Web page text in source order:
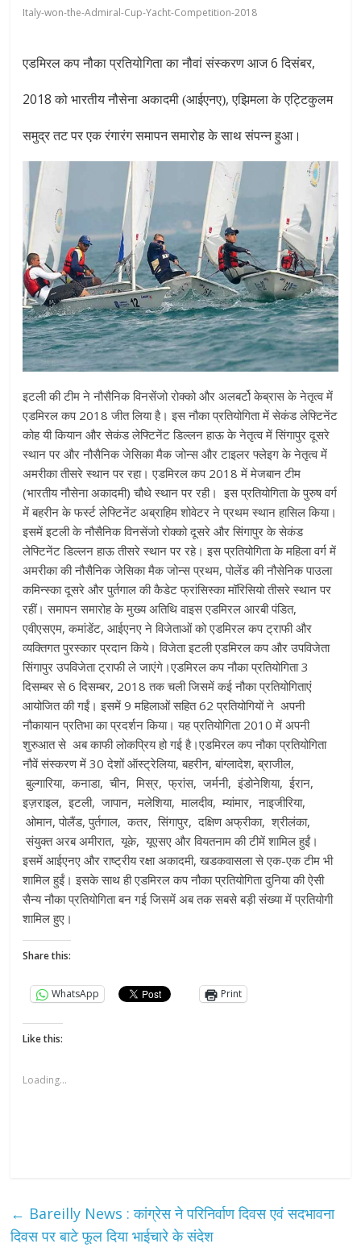
Italy-won-the-Admiral-Cup-Yacht-Competition-2018
एडमिरल कप नौका प्रतियोगिता का नौवां संस्करण आज6दिसंबर,
2018को भारतीय नौसेना अकादमी (आईएनए),एझिमला के एट्टिकुलम
समुद्र तट पर एक रंगारंग समापन समारोह के साथ संपन्न हुआ।
इटली की टीम ने नौसैनिक विनसेंजो रोक्को और अलबर्टो केब्रास के नेतृत्व में
एडमिरल कप 2018 जीत लिया है। इस नौका प्रतियोगिता में सेकंड लेफ्टिनेंट
कोह यी कियान और सेकंड लेफ्टिनेंट डिल्लन हाऊ के नेतृत्व में सिंगापुर दूसरे
स्थान पर और नौसैनिक जेसिका मैक जोन्स और टाइलर फ्लेइग के नेतृत्व में
अमरीका तीसरे स्थान पर रहा। एडमिरल कप 2018 में मेजबान टीम
(भारतीय नौसेना अकादमी) चौथे स्थान पर रही। इस प्रतियोगिता के पुरुष वर्ग
में बहरीन के फर्स्ट लेफ्टिनेंट अब्राहिम शोवेटर ने प्रथम स्थान हासिल किया।
इसमें इटली के नौसैनिक विनसेंजो रोक्को दूसरे और सिंगापुर के सेकंड
लेफ्टिनेंट डिल्लन हाऊ तीसरे स्थान पर रहे। इस प्रतियोगिता के महिला वर्ग में
अमरीका की नौसैनिक जेसिका मैक जोन्स प्रथम, पोलेंड की नौसेनिक पाउला
कमिन्स्का दूसरे और पुर्तगाल की कैडेट फ्रांसिस्का मॉरिसियो तीसरे स्थान पर
रहीं। समापन समारोह के मुख्य अतिथि वाइस एडमिरल आरबी पंडित,
एवीएसएम, कमांडेंट, आईएनए ने विजेताओं को एडमिरल कप ट्राफी और
व्यक्तिगत पुरस्कार प्रदान किये। विजेता इटली एडमिरल कप और उपविजेता
सिंगापुर उपविजेता ट्राफी ले जाएंगे।एडमिरल कप नौका प्रतियोगिता 3
दिसम्बर से 6 दिसम्बर, 2018 तक चली जिसमें कई नौका प्रतियोगिताएं
आयोजित की गईं। इसमें 9 महिलाओं सहित 62 प्रतियोगियों ने अपनी
नौकायान प्रतिभा का प्रदर्शन किया। यह प्रतियोगिता 2010 में अपनी
शुरुआत से अब काफी लोकप्रिय हो गई है।एडमिरल कप नौका प्रतियोगिता
नौवें संस्करण में 30 देशों ऑस्ट्रेलिया, बहरीन, बांग्लादेश, ब्राजील,
बुल्गारिया, कनाडा, चीन, मिस्र, फ्रांस, जर्मनी, इंडोनेशिया, ईरान,
इज़राइल, इटली, जापान, मलेशिया, मालदीव, म्यांमार, नाइजीरिया,
ओमान, पोलैंड, पुर्तगाल, कतर, सिंगापुर, दक्षिण अफ्रीका, श्रीलंका,
संयुक्त अरब अमीरात, यूके, यूएसए और वियतनाम की टीमें शामिल हुईं।
इसमें आईएनए और राष्ट्रीय रक्षा अकादमी, खडकवासला से एक-एक टीम भी
शामिल हुईं। इसके साथ ही एडमिरल कप नौका प्रतियोगिता दुनिया की ऐसी
सैन्य नौका प्रतियोगिता बन गई जिसमें अब तक सबसे बड़ी संख्या में प्रतियोगी
शामिल हुए।
Share this:
WhatsApp Print
Like this:
Loading...
← Bareilly News : कांग्रेस ने परिनिर्वाण दिवस एवं सदभावना
दिवस पर बाटे फूल दिया भाईचारे के संदेश